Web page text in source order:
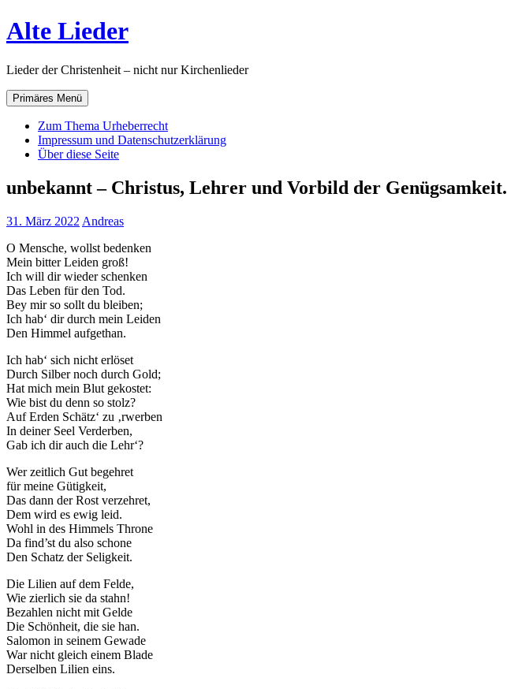
Zum
Inhalt
Alte Lieder
Lieder der Christenheit – nicht nur Kirchenlieder
Primäres Menü
Zum Thema Urheberrecht
Impressum und Datenschutzerklärung
Über diese Seite
unbekannt – Christus, Lehrer und Vorbild der Genügsamkeit.
31. März 2022 Andreas
O Mensche, wollst bedenken
Mein bitter Leiden groß!
Ich will dir wieder schenken
Das Leben für den Tod.
Bey mir so sollt du bleiben;
Ich hab‘ dir durch mein Leiden
Den Himmel aufgethan.
Ich hab‘ sich nicht erlöset
Durch Silber noch durch Gold;
Hat mich mein Blut gekostet:
Wie bist du denn so stolz?
Auf Erden Schätz‘ zu ‚rwerben
In deiner Seel Verderben,
Gab ich dir auch die Lehr‘?
Wer zeitlich Gut begehret
für meine Gütigkeit,
Das dann der Rost verzehret,
Dem wird es ewig leid.
Wohl in des Himmels Throne
Da find’st du also schone
Den Schatz der Seligkeit.
Die Lilien auf dem Felde,
Wie zierlich sie da stahn!
Bezahlen nicht mit Gelde
Die Schönheit, die sie han.
Salomon in seinem Gewade
War nicht gleich einem Blade
Derselben Lilien eins.